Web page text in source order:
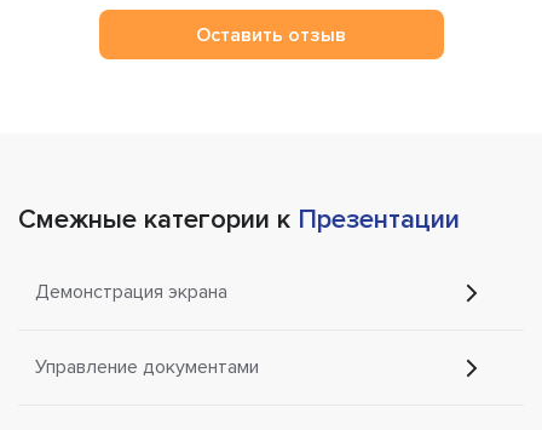
Оставить отзыв
Смежные категории к Презентации
Демонстрация экрана
Управление документами